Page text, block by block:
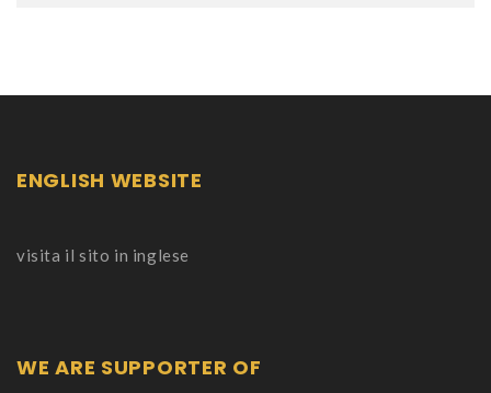
ENGLISH WEBSITE
visita il sito in inglese
WE ARE SUPPORTER OF